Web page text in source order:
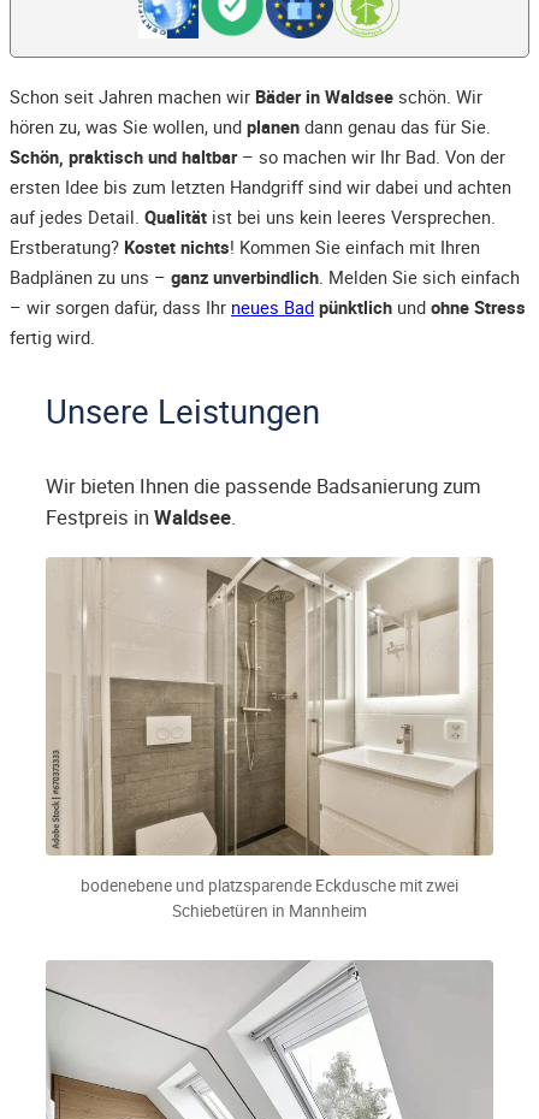
Schon seit Jahren machen wir Bäder in Waldsee schön. Wir
hören zu, was Sie wollen, und planen dann genau das für Sie.
Schön, praktisch und haltbar– so machen wir Ihr Bad. Von der
ersten Idee bis zum letzten Handgriff sind wir dabei und achten
auf jedes Detail. Qualität ist bei uns kein leeres Versprechen.
Erstberatung? Kostet nichts! Kommen Sie einfach mit Ihren
Badplänen zu uns – ganz unverbindlich. Melden Sie sich einfach
– wir sorgen dafür, dass Ihr neues Bad pünktlich und ohne Stress
fertig wird.
Unsere Leistungen
Wir bieten Ihnen die passende Badsanierung zum
Festpreis in Waldsee.
bodenebene und platzsparende Eckdusche mit zwei
Schiebetüren in Mannheim